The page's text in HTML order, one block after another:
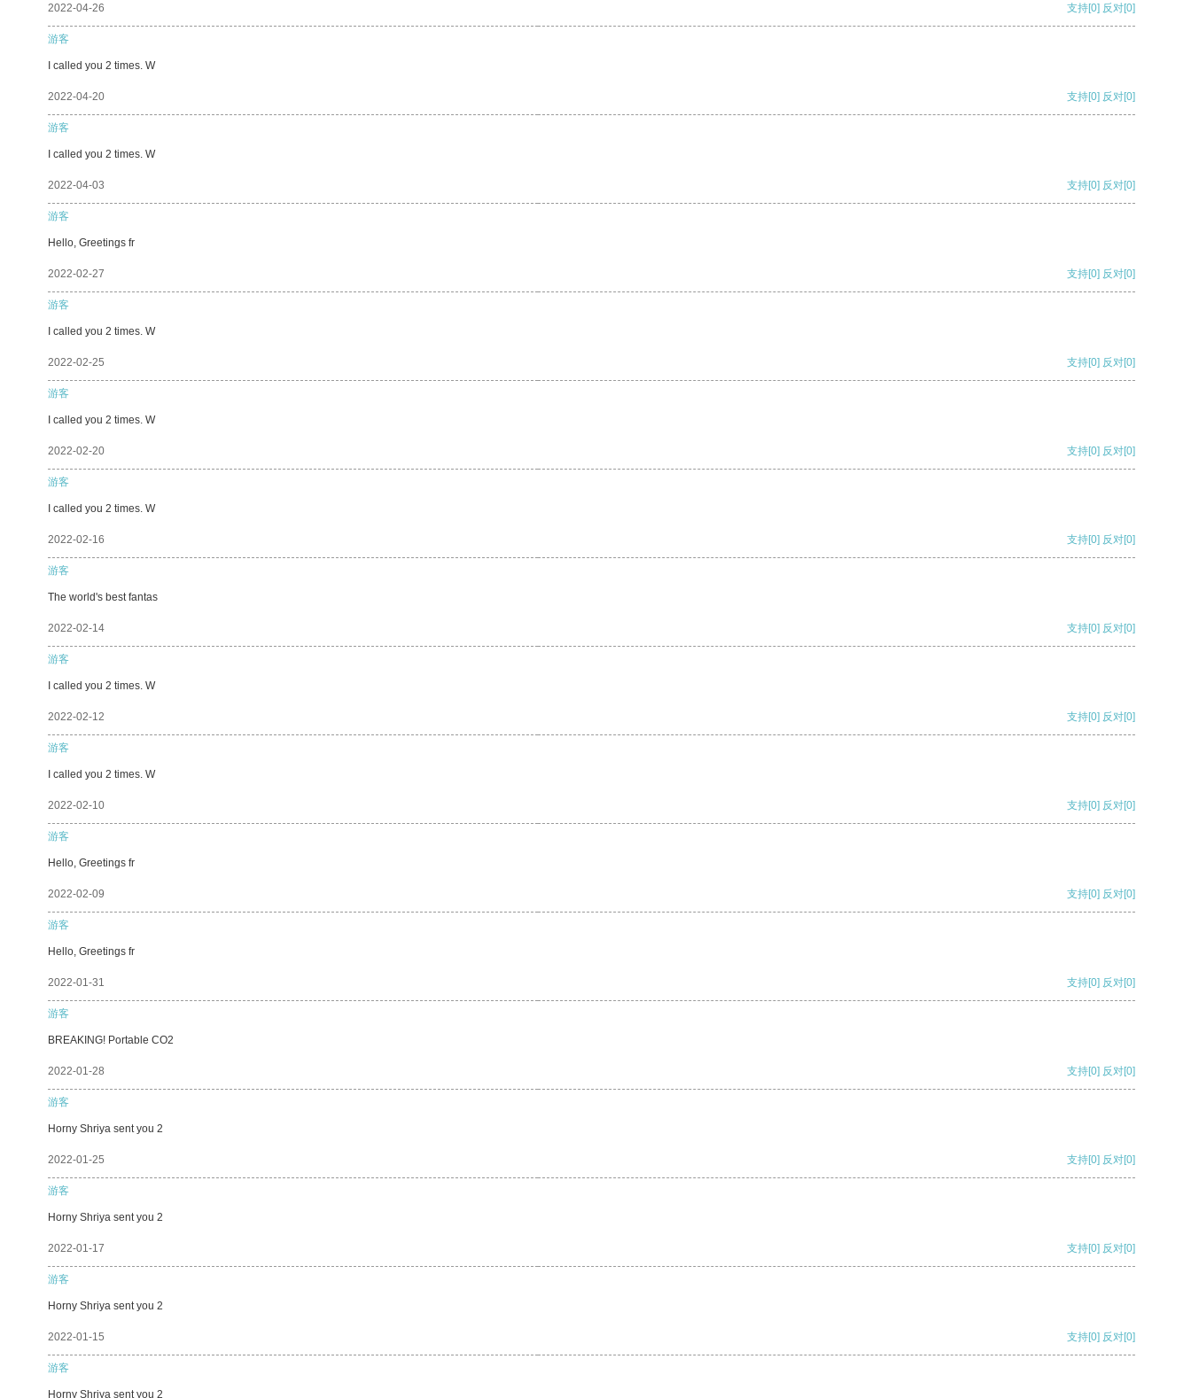
2022-04-26 支持[0] 反对[0]
游客
I called you 2 times. W
2022-04-20 支持[0] 反对[0]
游客
I called you 2 times. W
2022-04-03 支持[0] 反对[0]
游客
Hello, Greetings fr
2022-02-27 支持[0] 反对[0]
游客
I called you 2 times. W
2022-02-25 支持[0] 反对[0]
游客
I called you 2 times. W
2022-02-20 支持[0] 反对[0]
游客
I called you 2 times. W
2022-02-16 支持[0] 反对[0]
游客
The world's best fantas
2022-02-14 支持[0] 反对[0]
游客
I called you 2 times. W
2022-02-12 支持[0] 反对[0]
游客
I called you 2 times. W
2022-02-10 支持[0] 反对[0]
游客
Hello, Greetings fr
2022-02-09 支持[0] 反对[0]
游客
Hello, Greetings fr
2022-01-31 支持[0] 反对[0]
游客
BREAKING! Portable CO2
2022-01-28 支持[0] 反对[0]
游客
Horny Shriya sent you 2
2022-01-25 支持[0] 反对[0]
游客
Horny Shriya sent you 2
2022-01-17 支持[0] 反对[0]
游客
Horny Shriya sent you 2
2022-01-15 支持[0] 反对[0]
游客
Horny Shriya sent you 2